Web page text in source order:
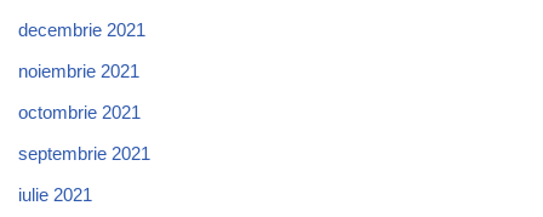
decembrie 2021
noiembrie 2021
octombrie 2021
septembrie 2021
iulie 2021